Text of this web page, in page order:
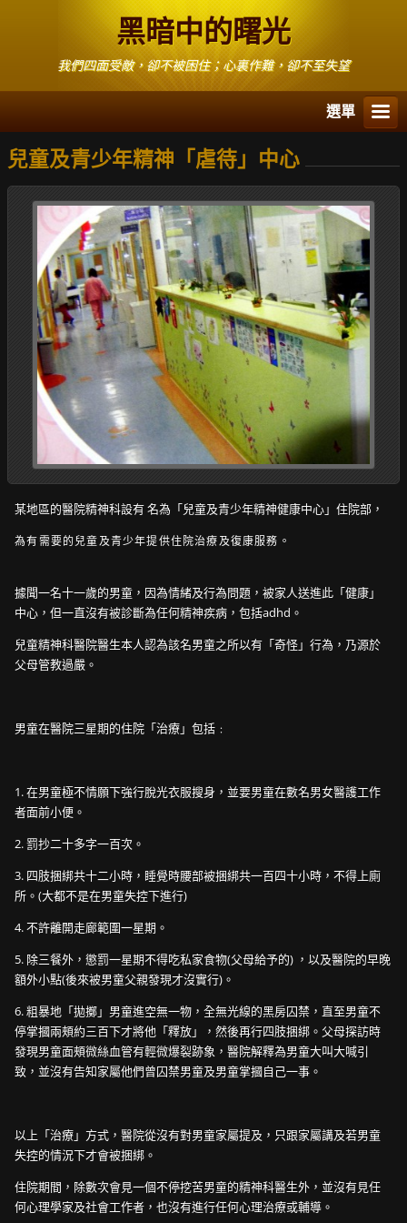
黑暗中的曙光
我們四面受敵，卻不被困住；心裏作難，卻不至失望
選單
兒童及青少年精神「虐待」中心
某地區的醫院精神科設有 名為「兒童及青少年精神健康中心」住院部，
為有需要的兒童及青少年提供住院治療及復康服務。
據聞一名十一歲的男童，因為情緒及行為問題，被家人送進此「健康」
中心，但一直沒有被診斷為任何精神疾病，包括adhd。
兒童精神科醫院醫生本人認為該名男童之所以有「奇怪」行為，乃源於
父母管教過嚴。
男童在醫院三星期的住院「治療」包括﹕
1. 在男童極不情願下強行脫光衣服搜身，並要男童在數名男女醫護工作
者面前小便。
2. 罰抄二十多字一百次。
3. 四肢捆綁共十二小時，睡覺時腰部被捆綁共一百四十小時，不得上廁
所。(大都不是在男童失控下進行)
4. 不許離開走廊範圍一星期。
5. 除三餐外，懲罰一星期不得吃私家食物(父母給予的) ，以及醫院的早晚
額外小點(後來被男童父親發現才沒實行)。
6. 粗暴地「拋擲」男童進空無一物，全無光線的黑房囚禁，直至男童不
停掌摑兩頰約三百下才將他「釋放」，然後再行四肢捆綁。父母探訪時
發現男童面頰微絲血管有輕微爆裂跡象，醫院解釋為男童大叫大喊引
致，並沒有告知家屬他們曾囚禁男童及男童掌摑自己一事。
以上「治療」方式，醫院從沒有對男童家屬提及，只跟家屬講及若男童
失控的情況下才會被捆綁。
住院期間，除數次會見一個不停挖苦男童的精神科醫生外，並沒有見任
何心理學家及社會工作者，也沒有進行任何心理治療或輔導。